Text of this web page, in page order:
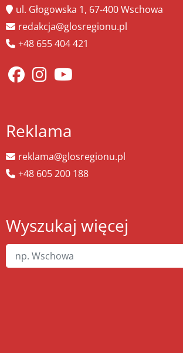
ul. Głogowska 1, 67-400 Wschowa
redakcja@glosregionu.pl
+48 655 404 421
Reklama
reklama@glosregionu.pl
+48 605 200 188
Wyszukaj więcej